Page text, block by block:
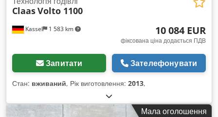
Kassel 1 583 km
ClaasVolto 1100
10 084 EUR
фіксована ціна додається ПДВ
Запитати Зателефонувати
Стан: вживаний, Рік виготовлення: 2013,
Мала оголошення